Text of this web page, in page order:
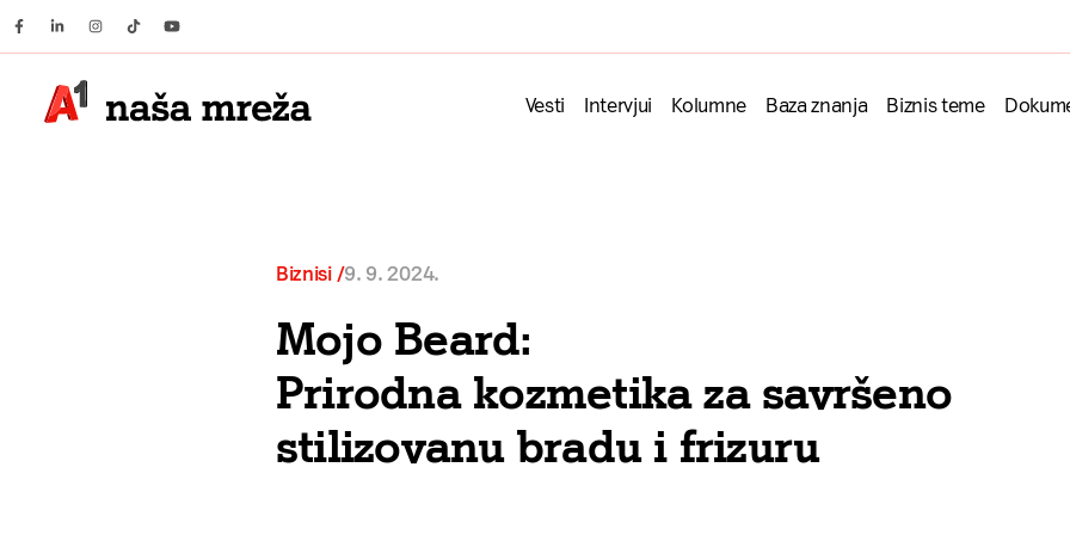
Facebook
LinkedinInstagram
TiktokYoutube
Vesti Intervjui Kolumne Baza znanja Biznis teme
Biznisi 9. 9. 2024.
Mojo Beard:
Prirodna kozmetika za savršeno
stilizovanu bradu i frizuru